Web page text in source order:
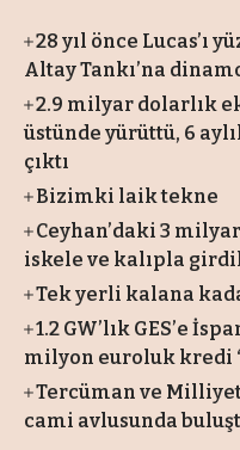
28 yıl önce Lucas’ı
Altay Tankı’na
2.9 milyar dolarlık
üstünde yürüttü, 6
çıktı
Bizimki laik tekne
Ceyhan’daki 3
iskele ve kalıpla
Tek yerli kalana
1.2 GW’lık GES’e
milyon euroluk kredi
Tercüman ve
cami avlusunda